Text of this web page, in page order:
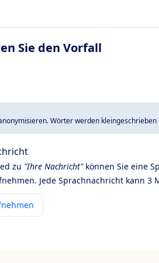
Sie den Vorfall
Wörter werden
zu "Ihre Nachricht"können Sie eine
Jede Sprachnachricht kann 3